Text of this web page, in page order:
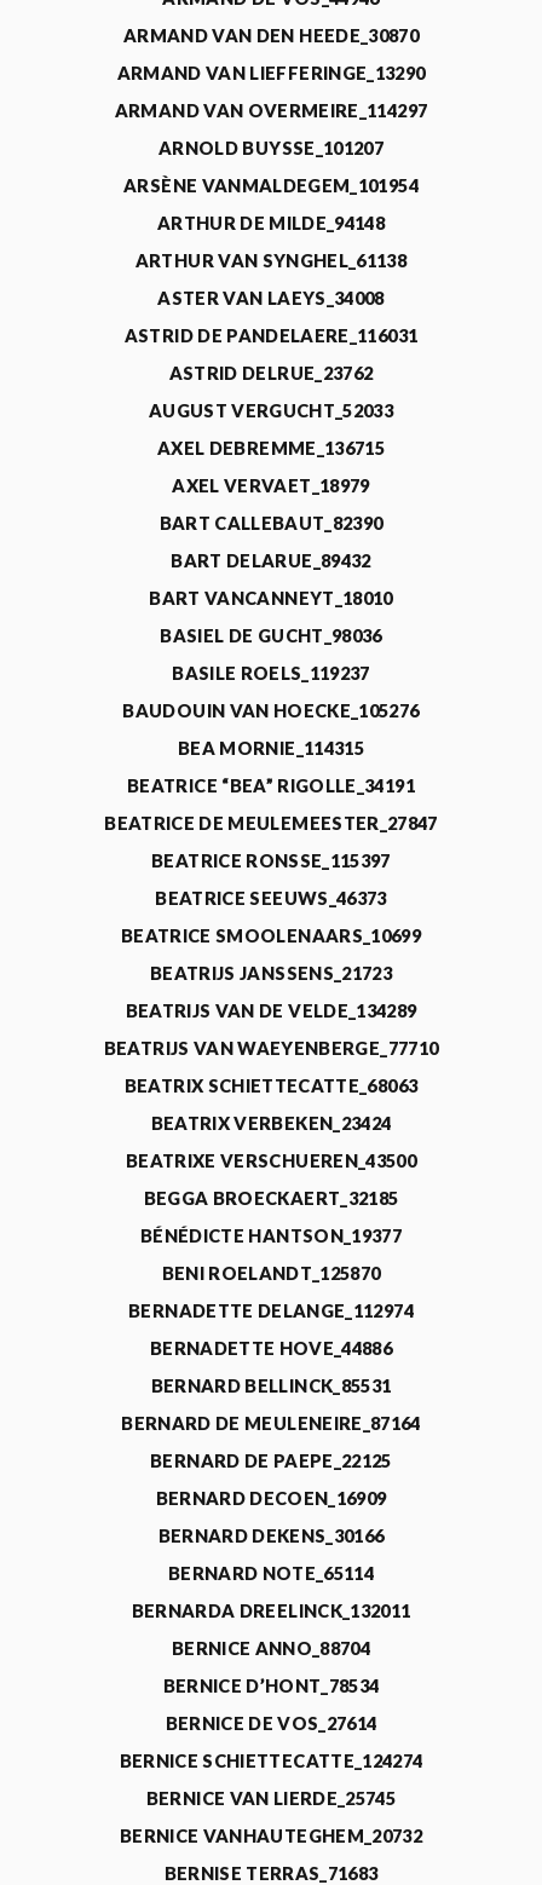
ARMAND VAN DEN HEEDE_30870
ARMAND VAN LIEFFERINGE_13290
ARMAND VAN OVERMEIRE_114297
ARNOLD BUYSSE_101207
ARSÈNE VANMALDEGEM_101954
ARTHUR DE MILDE_94148
ARTHUR VAN SYNGHEL_61138
ASTER VAN LAEYS_34008
ASTRID DE PANDELAERE_116031
ASTRID DELRUE_23762
AUGUST VERGUCHT_52033
AXEL DEBREMME_136715
AXEL VERVAET_18979
BART CALLEBAUT_82390
BART DELARUE_89432
BART VANCANNEYT_18010
BASIEL DE GUCHT_98036
BASILE ROELS_119237
BAUDOUIN VAN HOECKE_105276
BEA MORNIE_114315
BEATRICE “BEA” RIGOLLE_34191
BEATRICE DE MEULEMEESTER_27847
BEATRICE RONSSE_115397
BEATRICE SEEUWS_46373
BEATRICE SMOOLENAARS_10699
BEATRIJS JANSSENS_21723
BEATRIJS VAN DE VELDE_134289
BEATRIJS VAN WAEYENBERGE_77710
BEATRIX SCHIETTECATTE_68063
BEATRIX VERBEKEN_23424
BEATRIXE VERSCHUEREN_43500
BEGGA BROECKAERT_32185
BÉNÉDICTE HANTSON_19377
BENI ROELANDT_125870
BERNADETTE DELANGE_112974
BERNADETTE HOVE_44886
BERNARD BELLINCK_85531
BERNARD DE MEULENEIRE_87164
BERNARD DE PAEPE_22125
BERNARD DECOEN_16909
BERNARD DEKENS_30166
BERNARD NOTE_65114
BERNARDA DREELINCK_132011
BERNICE ANNO_88704
BERNICE D’HONT_78534
BERNICE DE VOS_27614
BERNICE SCHIETTECATTE_124274
BERNICE VAN LIERDE_25745
BERNICE VANHAUTEGHEM_20732
BERNISE TERRAS_71683